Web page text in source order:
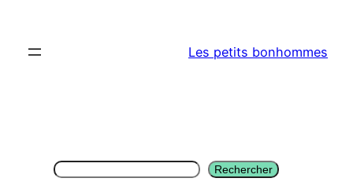
contenu
Les petits bonhommes
Rechercher Rechercher